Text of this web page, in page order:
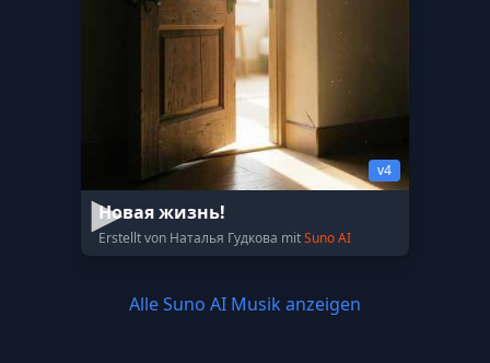
v4
Новая жизнь!
Erstellt von Наталья Гудкова mitSuno AI
Alle Suno AI Musik anzeigen